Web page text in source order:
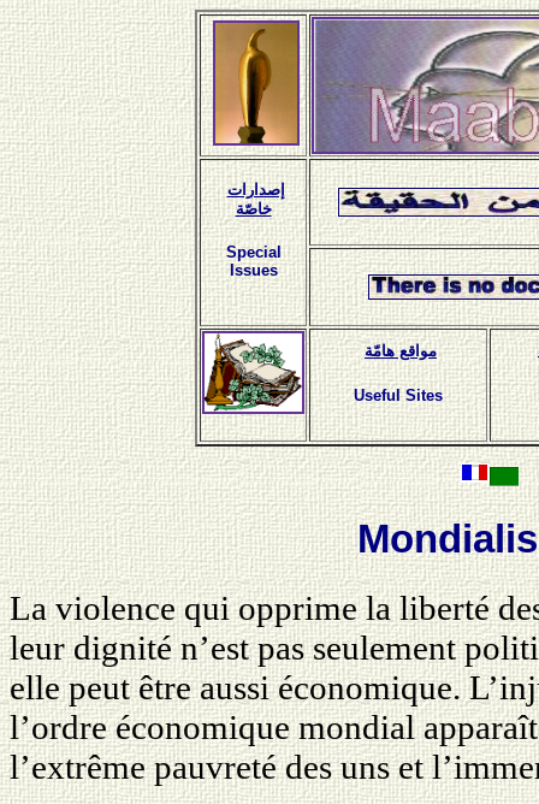
إصدارات
خاصّة
Special
Issues
مواقع هامّة
Useful Sites
La violence qui opprime la liberté
leur dignité n’est pas seulement
elle peut être aussi économique.
l’ordre économique mondial
l’extrême pauvreté des uns et